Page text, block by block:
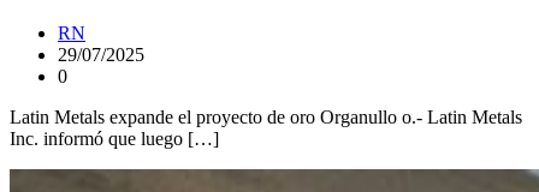
RN
29/07/2025
0
Latin Metals expande el proyecto de oro Organullo o.- Latin Metals
Inc. informó que luego […]